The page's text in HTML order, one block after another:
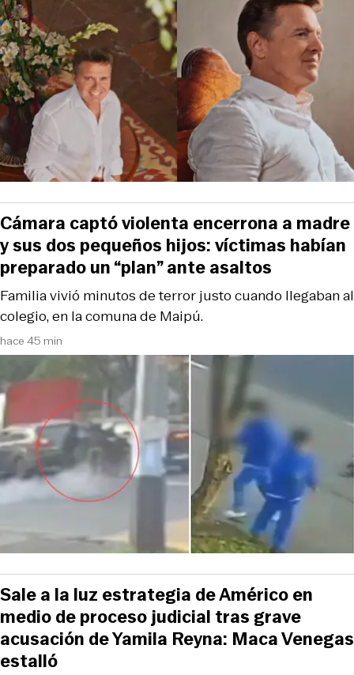
hace 45 min
Familia vivió minutos de terror justo cuando llegaban al
colegio, en la comuna de Maipú.
Cámara captó violenta encerrona a madre
y sus dos pequeños hijos: víctimas habían
preparado un “plan” ante asaltos
Sale a la luz estrategia de Américo en
medio de proceso judicial tras grave
acusación de Yamila Reyna: Maca Venegas
estalló